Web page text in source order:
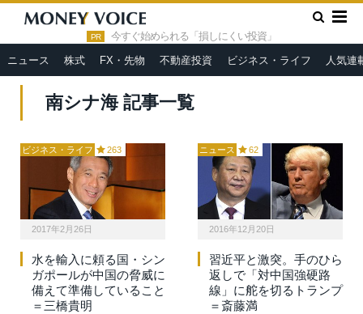
PR 今すぐ始められる「損しにくい投資」
ニュース 株式 FX・先物 不動産投資 ビジネス・ライフ 人気連
HOME » 南シナ海
南シナ海 記事一覧
ビジネス・ライフ 263
2017年2月26日
水を輸入に頼る国・シン
ガポールが中国の脅威に
備えて準備していること
＝三橋貴明
ニュース 62
2016年12月20日
習近平と激突。手のひら
返しで「対中国強硬路
線」に舵を切るトランプ
＝斎藤満